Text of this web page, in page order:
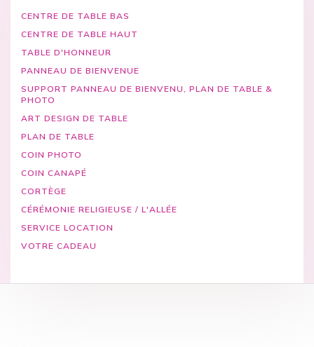
CENTRE DE TABLE BAS
CENTRE DE TABLE HAUT
TABLE D'HONNEUR
PANNEAU DE BIENVENUE
SUPPORT PANNEAU DE BIENVENU, PLAN DE TABLE &
PHOTO
ART DESIGN DE TABLE
PLAN DE TABLE
COIN PHOTO
COIN CANAPÉ
CORTÈGE
CÉRÉMONIE RELIGIEUSE / L'ALLÉE
SERVICE LOCATION
VOTRE CADEAU